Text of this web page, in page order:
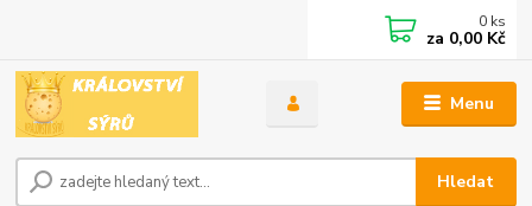
Menu
Hledat
0 ks
za 0,00 Kč